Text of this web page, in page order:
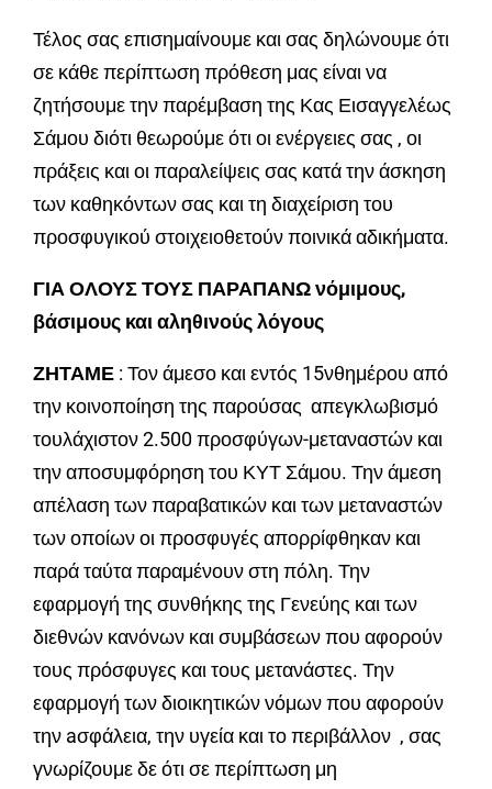
Τέλος σας επισημαίνουμε και σας δηλώνουμε ότι
σε κάθε περίπτωση πρόθεση μας είναι να
ζητήσουμε την παρέμβαση της Κας Εισαγγελέως
Σάμου διότι θεωρούμε ότι οι ενέργειες σας , οι
πράξεις και οι παραλείψεις σας κατά την άσκηση
των καθηκόντων σας και τη διαχείριση του
προσφυγικού στοιχειοθετούν ποινικά αδικήματα.
ΓΙΑ ΟΛΟΥΣ ΤΟΥΣ ΠΑΡΑΠΑΝΩ νόμιμους,
βάσιμους και αληθινούς λόγους
ΖΗΤΑΜΕ : Τον άμεσο και εντός 15νθημέρου από
την κοινοποίηση της παρούσας απεγκλωβισμό
τουλάχιστον 2.500 προσφύγων-μεταναστών και
την αποσυμφόρηση του ΚΥΤ Σάμου. Την άμεση
απέλαση των παραβατικών και των μεταναστών
των οποίων οι προσφυγές απορρίφθηκαν και
παρά ταύτα παραμένουν στη πόλη. Την
εφαρμογή της συνθήκης της Γενεύης και των
διεθνών κανόνων και συμβάσεων που αφορούν
τους πρόσφυγες και τους μετανάστες. Την
εφαρμογή των διοικητικών νόμων που αφορούν
την aσφάλεια, την υγεία και το περιβάλλον , σας
γνωρίζουμε δε ότι σε περίπτωση μη